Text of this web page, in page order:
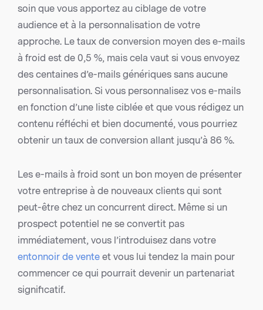
soin que vous apportez au ciblage de votre
audience et à la personnalisation de votre
approche. Le taux de conversion moyen des e-mails
à froid est de 0,5 %, mais cela vaut si vous envoyez
des centaines d’e-mails génériques sans aucune
personnalisation. Si vous personnalisez vos e-mails
en fonction d’une liste ciblée et que vous rédigez un
contenu réfléchi et bien documenté, vous pourriez
obtenir un taux de conversion allant jusqu’à 86 %.
Les e-mails à froid sont un bon moyen de présenter
votre entreprise à de nouveaux clients qui sont
peut-être chez un concurrent direct. Même si un
prospect potentiel ne se convertit pas
immédiatement, vous l’introduisez dans votre
entonnoir de vente et vous lui tendez la main pour
commencer ce qui pourrait devenir un partenariat
significatif.